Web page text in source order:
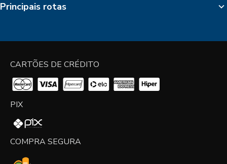
Principais rotas
CARTÕES DE CRÉDITO
PIX
COMPRA SEGURA